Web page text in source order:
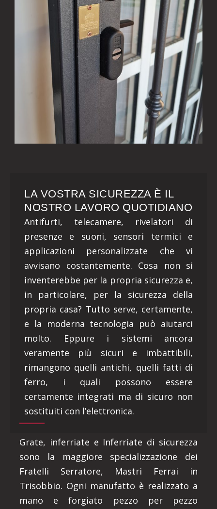
LA VOSTRA SICUREZZA È IL
NOSTRO LAVORO QUOTIDIANO
Antifurti, telecamere, rivelatori di
presenze e suoni, sensori termici e
applicazioni personalizzate che vi
avvisano costantemente. Cosa non si
inventerebbe per la propria sicurezza e,
in particolare, per la sicurezza della
propria casa? Tutto serve, certamente,
e la moderna tecnologia può aiutarci
molto. Eppure i sistemi ancora
veramente più sicuri e imbattibili,
rimangono quelli antichi, quelli fatti di
ferro, i quali possono essere
certamente integrati ma di sicuro non
sostituiti con l’elettronica.
Grate, inferriate e Inferriate di sicurezza
sono la maggiore specializzazione dei
Fratelli Serratore, Mastri Ferrai in
Trisobbio. Ogni manufatto è realizzato a
mano e forgiato pezzo per pezzo